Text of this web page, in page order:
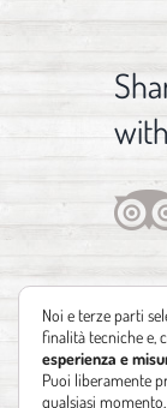
Noi e terze parti
finalità tecniche e,
esperienza e
Puoi liberamente
qualsiasi